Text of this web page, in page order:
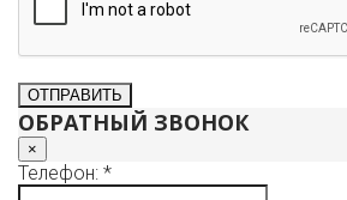
ОБРАТНЫЙ ЗВОНОК
×
Телефон: *